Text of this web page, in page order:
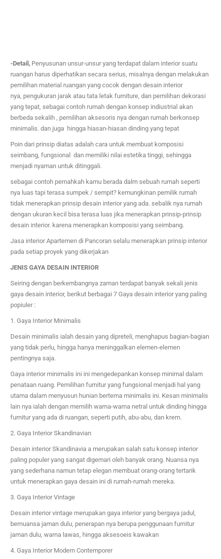
-Detail, Penyusunan unsur-unsur yang terdapat dalam interior suatu
ruangan harus diperhatikan secara serius, misalnya dengan melakukan
pemilihan material ruangan yang cocok dengan desain interior
nya, pengukuran jarak atau tata letak furniture, dan pemilihan dekorasi
yang tepat, sebagai contoh rumah dengan konsep indiustrial akan
berbeda sekalih , pemilihan aksesoris nya dengan rumah berkonsep
minimalis. dan juga hingga hiasan-hiasan dinding yang tepat
Poin dari prinsip diatas adalah cara untuk membuat komposisi
seimbang, fungsional dan memiliki nilai estetika tinggi, sehingga
menjadi nyaman untuk ditinggali.
sebagai contoh pernahkah kamu berada dalm sebuah rumah seperti
nya luas tapi terasa sumpek / sempit? kemungkinan pemilik rumah
tidak menerapkan prinsip desain interior yang ada. sebalik nya rumah
dengan ukuran kecil bisa terasa luas jika menerapkan prinsip-prinsip
desain interior. karena menerapkan komposisi yang seimbang.
Jasa interiorApartemen di Pancoran selalu menerapkan prinsip interior
pada setiap proyek yang dikerjakan
JENIS GAYA DESAIN INTERIOR
Seiring dengan berkembangnya zaman terdapat banyak sekali jenis
gaya desain interior, berikut berbagai 7 Gaya desain interior yang paling
popiuler :
1. Gaya Interior Minimalis
Desain minimalis ialah desain yang dipreteli, menghapus bagian-bagian
yang tidak perlu, hingga hanya meninggalkan elemen-elemen
pentingnya saja.
Gaya interior minimalis ini ini mengedepankan konsep minimal dalam
penataan ruang. Pemilihan furnitur yang fungsional menjadi hal yang
utama dalam menyusun hunian bertema minimalis ini. Kesan minimalis
lain nya ialah dengan memilih warna-warna netral untuk dinding hingga
furnitur yang ada di ruangan, seperti putih, abu-abu, dan krem.
2. Gaya Interior Skandinavian
Desain interior Skandinavia a merupakan salah satu konsep interior
paling populer yang sangat digemari oleh banyak orang. Nuansa nya
yang sederhana namun tetap elegan membuat orang-orang tertarik
untuk menerapkan gaya desain ini di rumah-rumah mereka.
3. Gaya Interior Vintage
Desain interior vintage merupakan gaya interior yang bergaya jadul,
bernuansa jaman dulu, penerapan nya berupa penggunaan furnitur
jaman dulu, warna lawas, hingga aksesoeis kawakan
4. Gaya Interior Modern Contemporer